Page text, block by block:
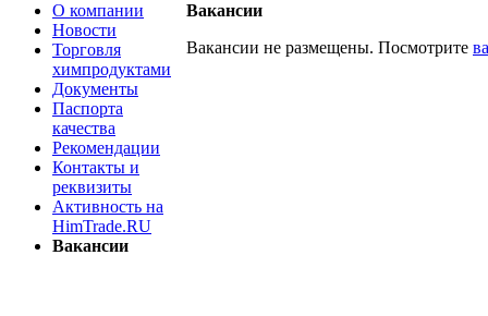
О компании
Новости
Торговля
химпродуктами
Документы
Паспорта
качества
Рекомендации
Контакты и
реквизиты
Активность на
HimTrade.RU
Вакансии
Вакансии
Вакансии не размещены. Посмотрите